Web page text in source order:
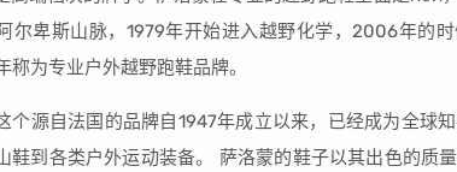
尔卑斯山脉，1979年开始进入越野化学，2006年的
称为专业户外越野跑鞋品牌。
个源自法国的品牌自1947年成立以来，已经成为全球
鞋到各类户外运动装备。 萨洛蒙的鞋子以其出色的质